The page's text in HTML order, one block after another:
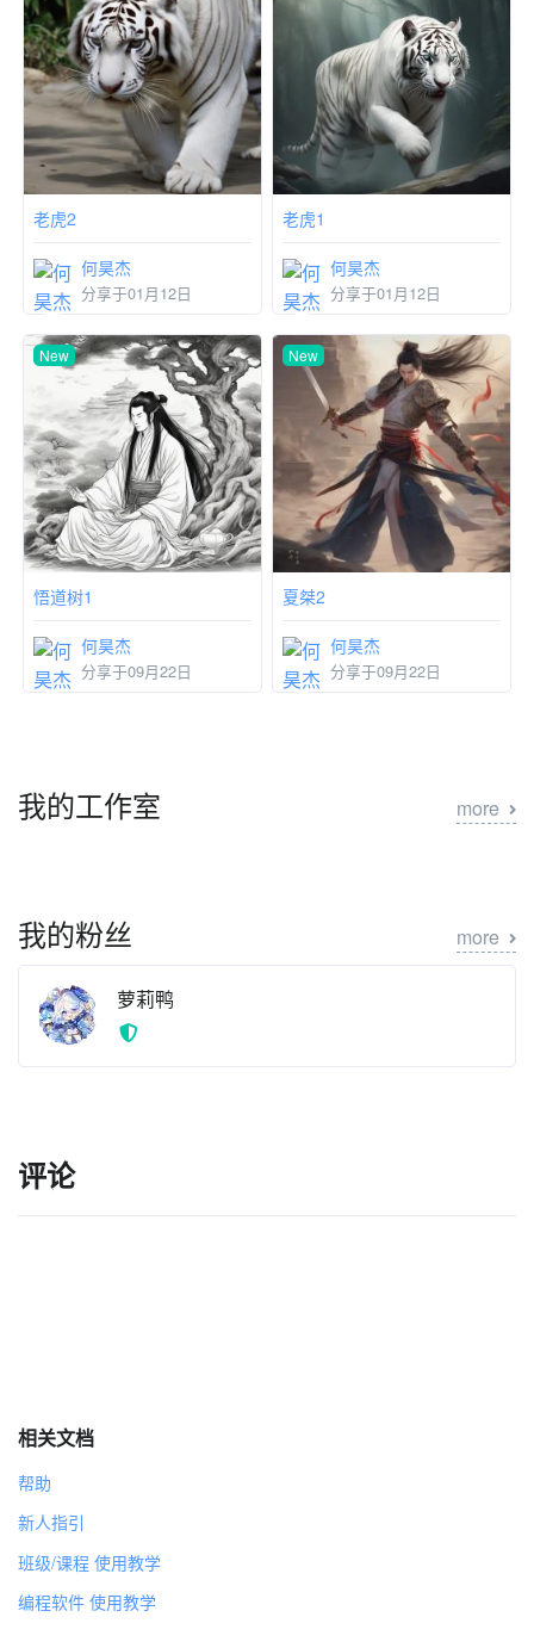
老虎2
何昊杰
分享于01月12日
老虎1
何昊杰
分享于01月12日
New
悟道树1
何昊杰
分享于09月22日
New
夏桀2
何昊杰
分享于09月22日
我的工作室 more
我的粉丝 more
萝莉鸭
评论
相关文档
帮助
新人指引
班级/课程 使用教学
编程软件 使用教学